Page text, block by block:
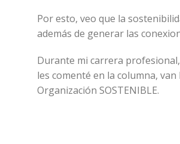
Por esto, veo que la
además de generar las
Durante mi carrera
les comenté en la columna,
Organización SOSTENIBLE.